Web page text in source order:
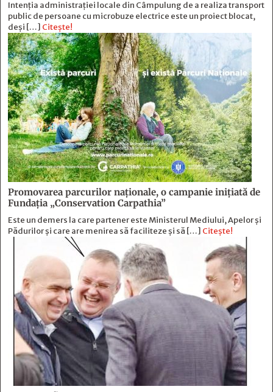
Intenția administrației locale din Câmpulung de a realiza transport
public de persoane cu microbuze electrice este un proiect blocat,
deși […] Citește!
Promovarea parcurilor naționale, o campanie inițiată de
Fundația „Conservation Carpathia”
Este un demers la care partener este Ministerul Mediului, Apelor și
Pădurilor și care are menirea să faciliteze și să […] Citește!